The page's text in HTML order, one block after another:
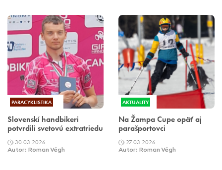
PARACYKLISTIKA
Slovenskí handbikeri
potvrdili svetovú extratriedu
30.03.2026
Autor: Roman Végh
AKTUALITY
Na Žampa Cupe opäť aj
parašportovci
27.03.2026
Autor: Roman Végh